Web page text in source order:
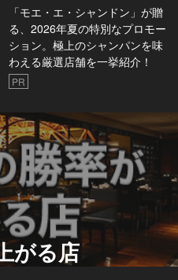
「モエ・エ・シャンドン」が贈
る、2026年夏の特別なプロモー
ション。極上のシャンパンを味
わえる厳選店舗を一挙紹介！
PR
がる店